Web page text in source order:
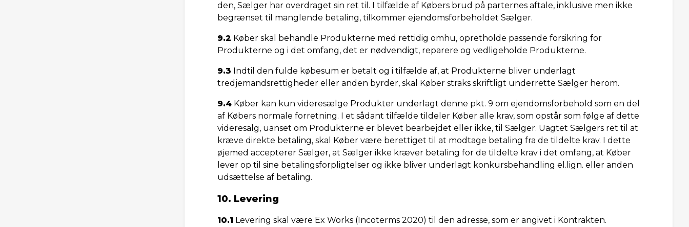
den, Sælger har overdraget sin ret til. I tilfælde af Købers brud på parternes aftale, inklusive men ikke
begrænset til manglende betaling, tilkommer ejendomsforbeholdet Sælger.
9.2 Køber skal behandle Produkterne med rettidig omhu, opretholde passende forsikring for
Produkterne og i det omfang, det er nødvendigt, reparere og vedligeholde Produkterne.
9.3 Indtil den fulde købesum er betalt og i tilfælde af, at Produkterne bliver underlagt
tredjemandsrettigheder eller anden byrder, skal Køber straks skriftligt underrette Sælger herom.
9.4 Køber kan kun videresælge Produkter underlagt denne pkt. 9 om ejendomsforbehold som en del
af Købers normale forretning. I et sådant tilfælde tildeler Køber alle krav, som opstår som følge af dette
videresalg, uanset om Produkterne er blevet bearbejdet eller ikke, til Sælger. Uagtet Sælgers ret til at
kræve direkte betaling, skal Køber være berettiget til at modtage betaling fra de tildelte krav. I dette
øjemed accepterer Sælger, at Sælger ikke kræver betaling for de tildelte krav i det omfang, at Køber
lever op til sine betalingsforpligtelser og ikke bliver underlagt konkursbehandling el.lign. eller anden
udsættelse af betaling.
10. Levering
10.1 Levering skal være Ex Works (Incoterms 2020) til den adresse, som er angivet i Kontrakten.